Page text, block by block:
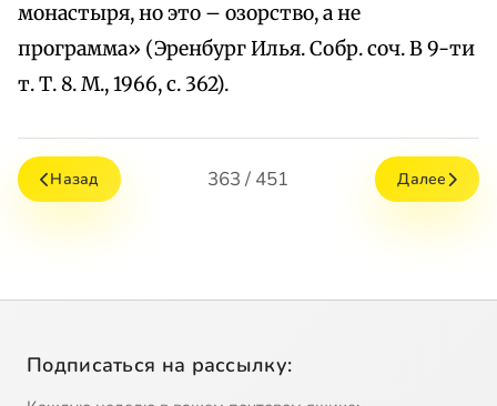
монастыря, но это – озорство, а не
программа» (Эренбург Илья. Собр. соч. В 9-ти
т. Т. 8. М., 1966, с. 362).
Назад 363 / 451 Далее
Подписаться на рассылку: